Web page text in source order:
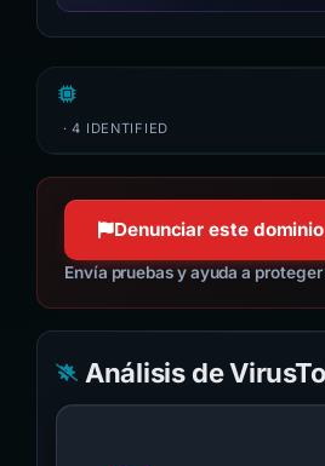
· 4 IDENTIFIED
Denunciar este dominio
Envía pruebas y ayuda a
Análisis de